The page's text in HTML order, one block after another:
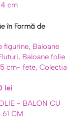
în Formă de
cm
figurine, Baloane
, Baloane folie
cm- fete, Colectia
lei